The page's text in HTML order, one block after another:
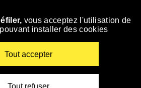
vous acceptez l'utilisation de
installer des cookies
Tout accepter
Tout refuser